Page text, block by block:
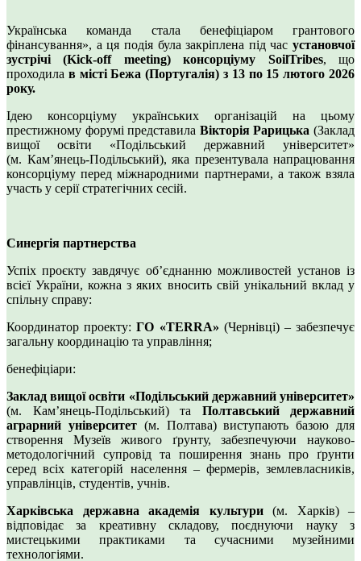
Українська команда стала бенефіціаром грантового
фінансування», а ця подія була закріплена під час установчої
зустрічі (Kick-off meeting) консорціуму SoilTribes, що
проходила в місті Бежа (Португалія) з 13 по 15 лютого 2026
року.
Ідею консорціуму українських організацій на цьому
престижному форумі представила Вікторія Рарицька (Заклад
вищої освіти «Подільський державний університет»
(м. Камʼянець-Подільський), яка презентувала напрацювання
консорціуму перед міжнародними партнерами, а також взяла
участь у серії стратегічних сесій.
Синергія партнерства
Успіх проєкту завдячує об’єднанню можливостей установ із
всієї України, кожна з яких вносить свій унікальний вклад у
спільну справу:
Координатор проекту:ГО «TERRA» (Чернівці) – забезпечує
загальну координацію та управління;
бенефіціари:
Заклад вищої освіти «Подільський державний університет»
(м. Кам’янець-Подільський) та Полтавський державний
аграрний університет(м. Полтава) виступають базою для
створення Музеїв живого ґрунту, забезпечуючи науково-
методологічний супровід та поширення знань про ґрунти
серед всіх категорій населення – фермерів, землевласників,
управлінців, студентів, учнів.
Харківська державна академія культури(м. Харків) –
відповідає за креативну складову, поєднуючи науку з
мистецькими практиками та сучасними музейними
технологіями.